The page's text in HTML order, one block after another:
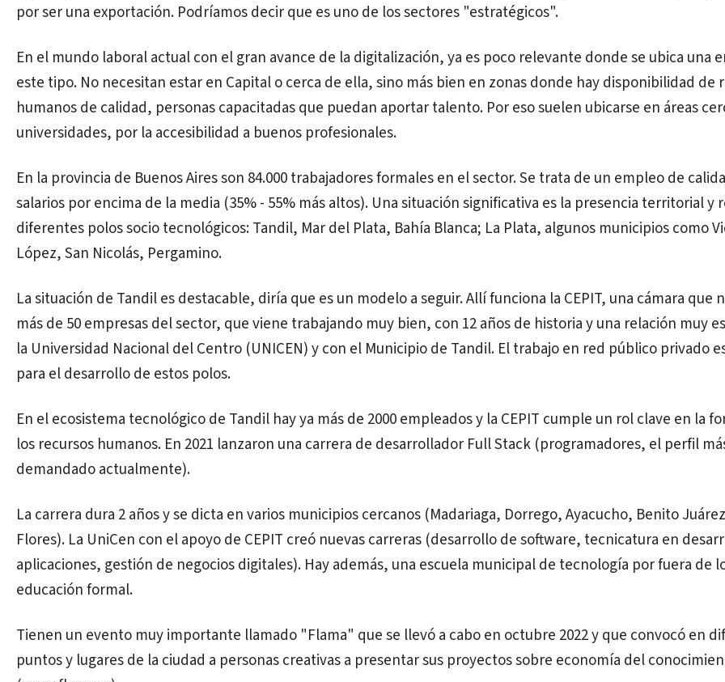
por ser una exportación. Podríamos decir que es uno de los sectores "estratégicos".
En el mundo laboral actual con el gran avance de la digitalización, ya es poco relevante donde se ubica una
este tipo. No necesitan estar en Capital o cerca de ella, sino más bien en zonas donde hay disponibilidad de
humanos de calidad, personas capacitadas que puedan aportar talento. Por eso suelen ubicarse en áreas
universidades, por la accesibilidad a buenos profesionales.
En la provincia de Buenos Aires son 84.000 trabajadores formales en el sector. Se trata de un empleo de
salarios por encima de la media (35% - 55% más altos). Una situación significativa es la presencia territorial y
diferentes polos socio tecnológicos: Tandil, Mar del Plata, Bahía Blanca; La Plata, algunos municipios como
López, San Nicolás, Pergamino.
La situación de Tandil es destacable, diría que es un modelo a seguir. Allí funciona la CEPIT, una cámara que
más de 50 empresas del sector, que viene trabajando muy bien, con 12 años de historia y una relación muy
la Universidad Nacional del Centro (UNICEN) y con el Municipio de Tandil. El trabajo en red público privado
para el desarrollo de estos polos.
En el ecosistema tecnológico de Tandil hay ya más de 2000 empleados y la CEPIT cumple un rol clave en la
los recursos humanos. En 2021 lanzaron una carrera de desarrollador Full Stack (programadores, el perfil
demandado actualmente).
La carrera dura 2 años y se dicta en varios municipios cercanos (Madariaga, Dorrego, Ayacucho, Benito
Flores). La UniCen con el apoyo de CEPIT creó nuevas carreras (desarrollo de software, tecnicatura en
aplicaciones, gestión de negocios digitales). Hay además, una escuela municipal de tecnología por fuera de
educación formal.
Tienen un evento muy importante llamado "Flama" que se llevó a cabo en octubre 2022 y que convocó en
puntos y lugares de la ciudad a personas creativas a presentar sus proyectos sobre economía del